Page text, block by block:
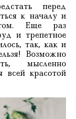
перед
к началу и
Еще раз
и трепетное
так, как и
Возможно
мысленно
всей красотой